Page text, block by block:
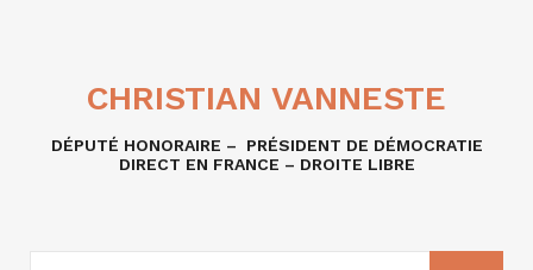
CHRISTIAN VANNESTE
DÉPUTÉ HONORAIRE – PRÉSIDENT DE DÉMOCRATIE
DIRECT EN FRANCE – DROITE LIBRE